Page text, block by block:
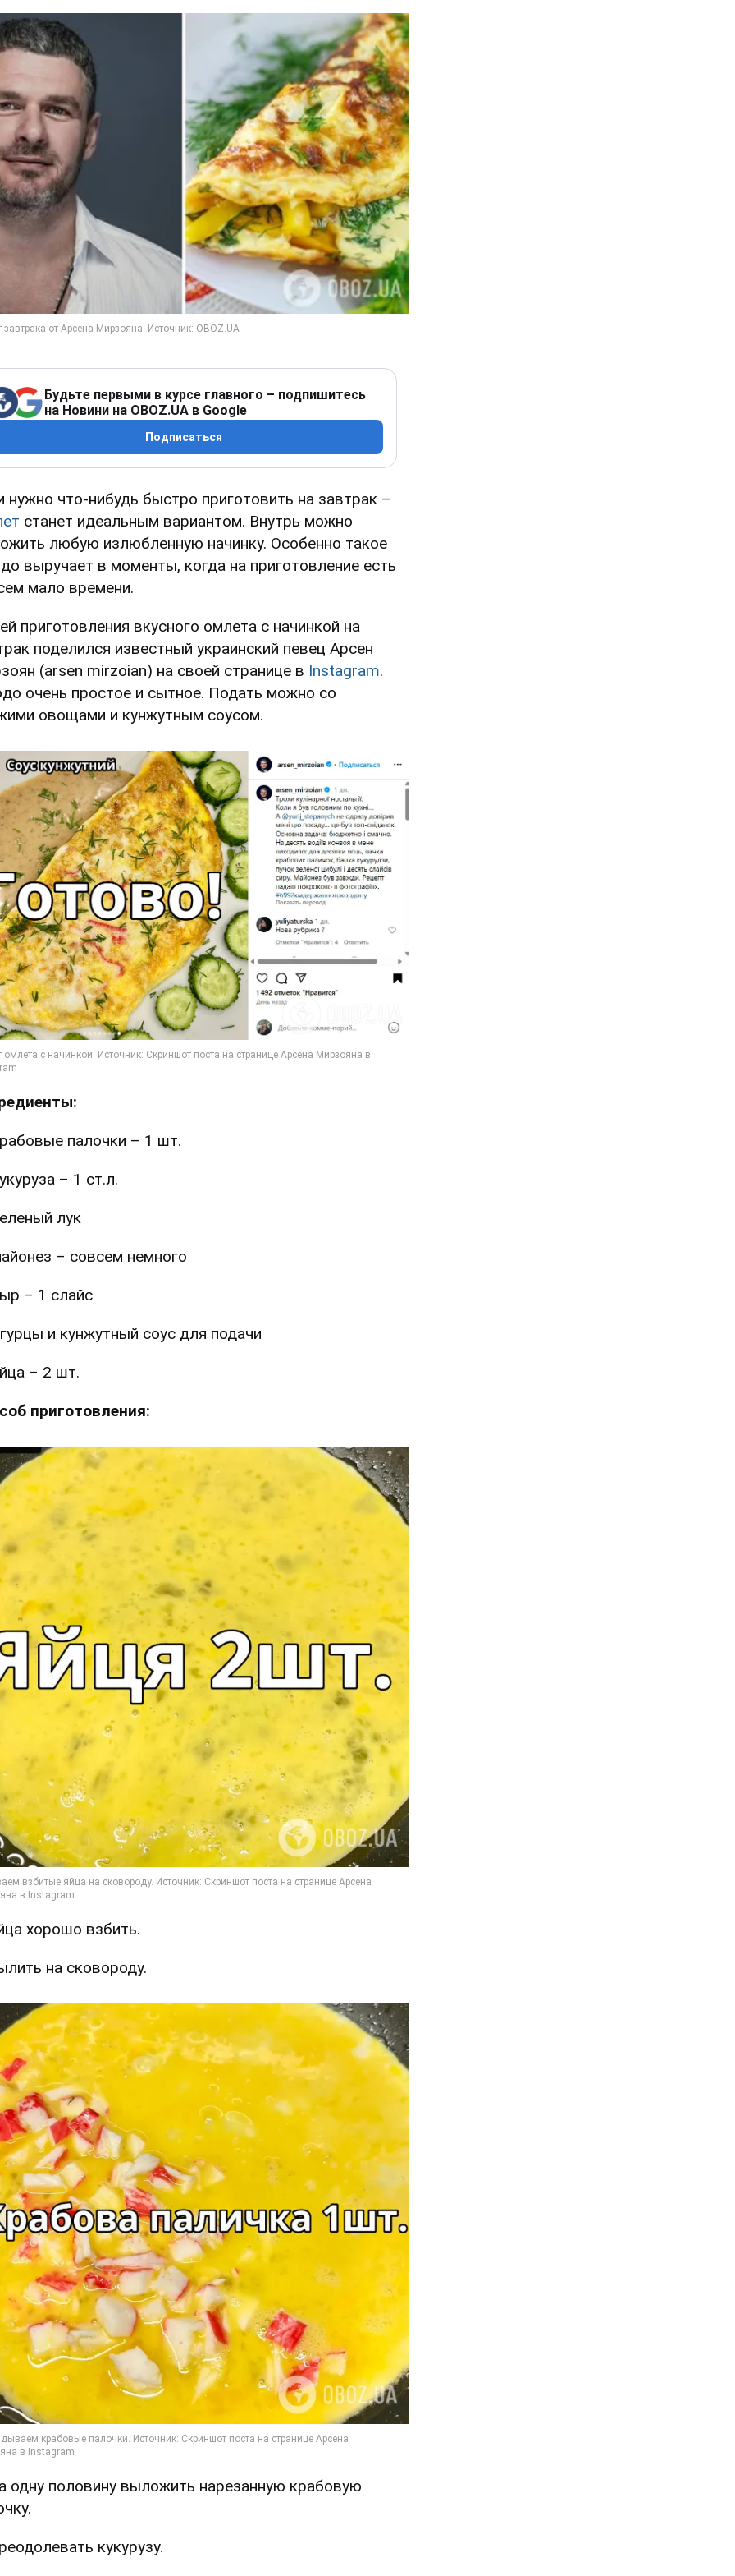
Будьте первыми в курсе главного – подпишитесь
на Новини на OBOZ.UA в Google
Подписаться
нужно что-нибудь быстро приготовить на завтрак –
станет идеальным вариантом. Внутрь можно
любую излюбленную начинку. Особенно такое
выручает в моменты, когда на приготовление есть
мало времени.
приготовления вкусного омлета с начинкой на
поделился известный украинский певец Арсен
(arsen mirzoian) на своей странице в Instagram.
очень простое и сытное. Подать можно со
овощами и кунжутным соусом.
палочки – 1 шт.
– 1 ст.л.
лук
– совсем немного
– 1 слайс
и кунжутный соус для подачи
– 2 шт.
приготовления:
хорошо взбить.
на сковороду.
одну половину выложить нарезанную крабовую
кукурузу.